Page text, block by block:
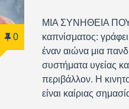
0
ΜΙΑ ΣΥΝΗΘΕΙΑ ΠΟΥ
καπνίσματος:
έναν αιώνα μια
συστήματα υγείας
περιβάλλον. Η
είναι καίριας